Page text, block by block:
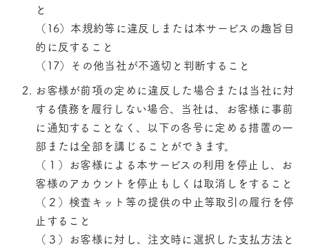
と
（16）本規約等に違反しまたは本サービスの趣旨目
的に反すること
（17）その他当社が不適切と判断すること
お客様が前項の定めに違反した場合または当社に対
する債務を履行しない場合、当社は、お客様に事前
に通知することなく、以下の各号に定める措置の一
部または全部を講じることができます。
（１）お客様による本サービスの利用を停止し、お
客様のアカウントを停止もしくは取消しをすること
（２）検査キット等の提供の中止等取引の履行を停
止すること
（３）お客様に対し、注文時に選択した支払方法と